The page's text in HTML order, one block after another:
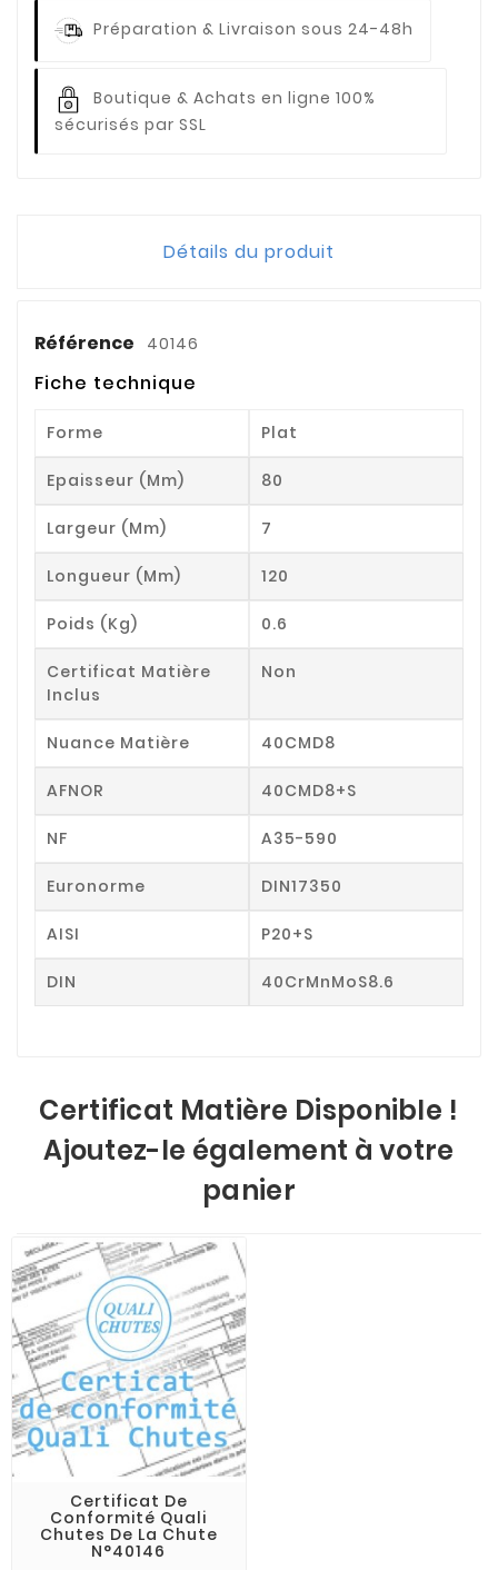
Préparation & Livraison sous 24-48h
Boutique & Achats en ligne 100%
sécurisés par SSL
Détails du produit
Référence 40146
Fiche technique
Forme Plat
Epaisseur (mm) 80
Largeur (mm) 7
Longueur (mm) 120
Poids (kg) 0.6
Certificat Matière
Inclus
Non
Nuance Matière 40CMD8
AFNOR 40CMD8+S
NF A35-590
Euronorme DIN17350
AISI P20+S
DIN 40CrMnMoS8.6
Certificat Matière Disponible !
Ajoutez-le également à votre
panier
Certificat De
Conformité Quali
Chutes De La Chute
N°40146